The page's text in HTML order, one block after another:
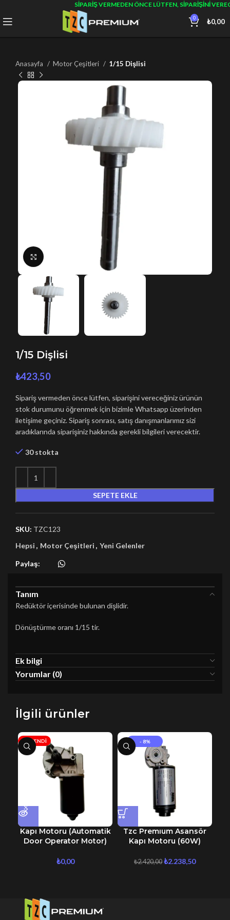
SIPARIŞ VERMEDEN ÖNCE LÜTFEN, SIPARIŞINI
0 ₺0,00
Anasayfa Motor Çeşitleri 1/15 Dişlisi
Büyütmek için tıklayın
1/15 Dişlisi
₺423,50
Sipariş vermeden önce lütfen, siparişini vereceğiniz ürünün
stok durumunu öğrenmek için bizimle Whatsapp üzerinden
iletişime geçiniz. Sipariş sonrası, satış danışmanlarımız sizi
aradıklarında siparişiniz hakkında gerekli bilgileri verecektir.
30 stokta
SEPETE EKLE
SKU: TZC123
Hepsi , Motor Çeşitleri , Yeni Gelenler
Paylaş:
Tanım
Redüktör içerisinde bulunan dişlidir.
Dönüştürme oranı 1/15 tir.
Ek bilgi
Yorumlar (0)
İlgili ürünler
TÜKENDI
Kapı Motoru (Automatik
Door Operator Motor)
₺0,00
- 8%
Tzc Premıum Asansör
Kapı Motoru (60W)
₺2.420,00 ₺2.238,50